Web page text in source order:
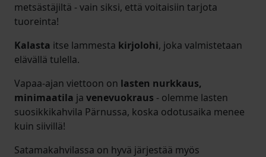
metsästäjiltä - vain siksi, että voitaisiin tarjota
tuoreinta!
Kalasta itse lammesta kirjolohi, joka valmistetaan
elävällä tulella.
Vapaa-ajan viettoon on lasten nurkkaus,
minimaatila ja venevuokraus - olemme lasten
suosikkikahvila Pärnussa, koska odotusaika menee
kuin siivillä!
Satamakahvilassa on hyvä järjestää myös